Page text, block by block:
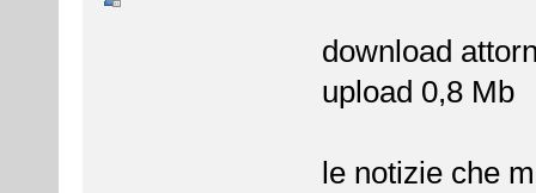
download
upload 0,8 Mb
le notizie che